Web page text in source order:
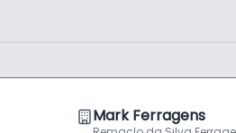
para quem busca fixação
que entrega desempenho
Mark Ferragens